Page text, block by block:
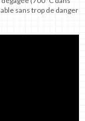
sans trop de danger